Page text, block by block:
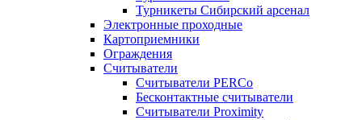
Турникеты Сибирский арсенал
Электронные проходные
Картоприемники
Ограждения
Считыватели
Считыватели PERCo
Бесконтактные считыватели
Считыватели Proximity